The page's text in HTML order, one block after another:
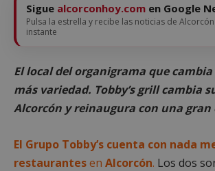
Sigue alcorconhoy.com en Google
Pulsa la estrella y recibe las noticias de
instante
El local del organigrama que
más variedad. Tobby’s grill cambia
Alcorcón y reinaugura con una
El Grupo Tobby’s cuenta con nada
restaurantesen Alcorcón. Los dos